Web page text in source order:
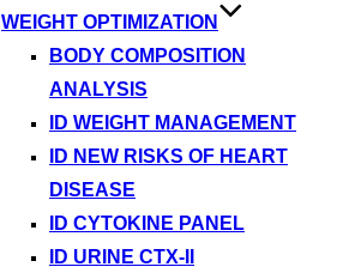
WEIGHT OPTIMIZATION
BODY COMPOSITION
ANALYSIS
ID WEIGHT MANAGEMENT
ID NEW RISKS OF HEART
DISEASE
ID CYTOKINE PANEL
ID URINE CTX-II